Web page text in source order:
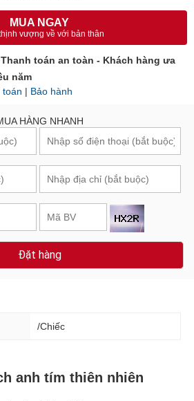
MUA NGAY
vượng về với bản thân
toán an toàn - Khách hàng ưa
năm
toán | Bảo hành
HÀNG NHANH
Đặt hàng
/Chiếc
anh tím thiên nhiên